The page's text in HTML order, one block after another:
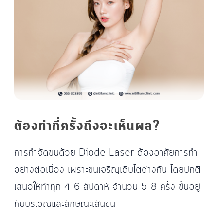
ต้องทำกี่ครั้งถึงจะเห็นผล?
การกำจัดขนด้วย Diode Laser ต้องอาศัยการทำ
อย่างต่อเนื่อง เพราะขนเจริญเติบโตต่างกัน โดยปกติ
เสนอให้ทำทุก 4–6 สัปดาห์ จำนวน 5–8 ครั้ง ขึ้นอยู่
กับบริเวณและลักษณะเส้นขน